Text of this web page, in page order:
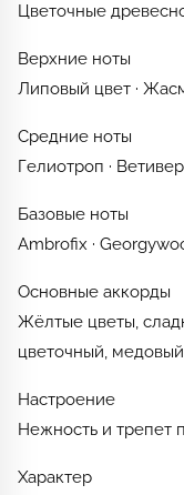
Цветочные
Верхние ноты
Липовый цвет ·
Средние ноты
Гелиотроп ·
Базовые ноты
Ambrofix ·
Основные аккорды
Жёлтые цветы,
цветочный,
Настроение
Нежность и трепет
Характер